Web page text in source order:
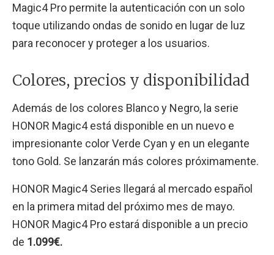
Magic4 Pro permite la autenticación con un solo
toque utilizando ondas de sonido en lugar de luz
para reconocer y proteger a los usuarios.
Colores, precios y disponibilidad
Además de los colores Blanco y Negro, la serie
HONOR Magic4 está disponible en un nuevo e
impresionante color Verde Cyan y en un elegante
tono Gold. Se lanzarán más colores próximamente.
HONOR Magic4 Series llegará al mercado español
en la primera mitad del próximo mes de mayo.
HONOR Magic4 Pro estará disponible a un precio
de 1.099€.